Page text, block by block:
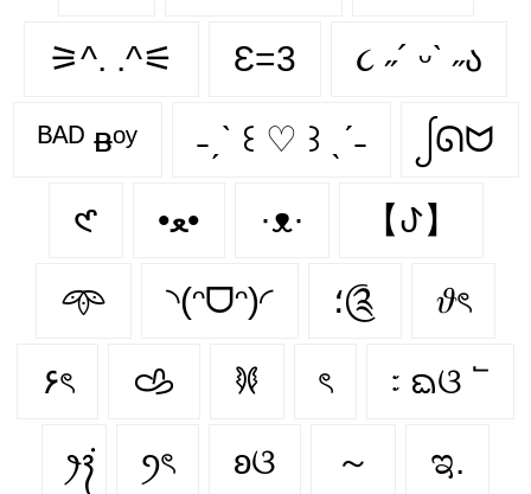
⚞^. .^⚟ Ɛ=3 ૮ ˶´ ᵕˋ ˶ა
ᴮᴬᴰ ᴃᵒʸ ˗ˏˋ ꒰ ♡ ꒱ ˎˊ˗ ᩭᘏᗢ
𑣲 •ﻌ• ·ᴥ· 【ꚠ】
𖥸 ◝(ᵔᗜᵔ)◜ ؛༊ 𝜗ৎ
۶ৎ 𐚁 𐦍 ৎ ᭝ ᨳଓ ՟
‎ꫂ᭪݁ ꪆৎ ʚଓ ～ ಇ.